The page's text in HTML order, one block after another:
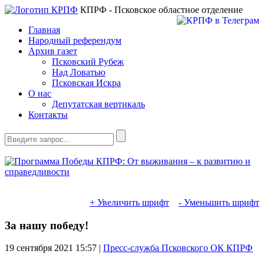
КПРФ - Псковское областное отделение
Главная
Народный референдум
Архив газет
Псковский Рубеж
Над Ловатью
Псковская Искра
О нас
Депутатская вертикаль
Контакты
+ Увеличить шрифт - Уменьшить шрифт
За нашу победу!
19 сентября 2021 15:57 | Пресс-служба Псковского ОК КПРФ